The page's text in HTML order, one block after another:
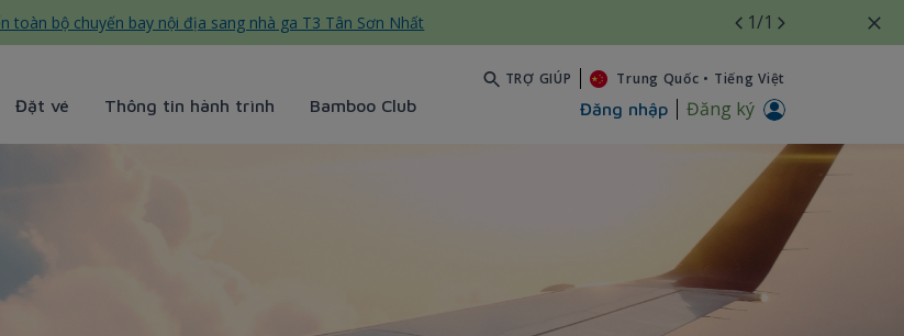
toàn bộ chuyến bay nội địa sang nhà ga T3 Tân Sơn Nhất 1/1
Đặt vé Thông tin hành trình Bamboo Club
TRỢ GIÚP Trung Quốc • Tiếng Việt
Đăng nhập Đăng ký
Airways